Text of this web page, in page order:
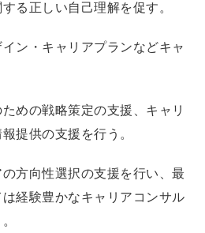
る正しい自己理解を促す。
ン・キャリアプランなどキャ
めの戦略策定の支援、キャリ
提供の支援を行う。
方向性選択の支援を行い、最
経験豊かなキャリアコンサル